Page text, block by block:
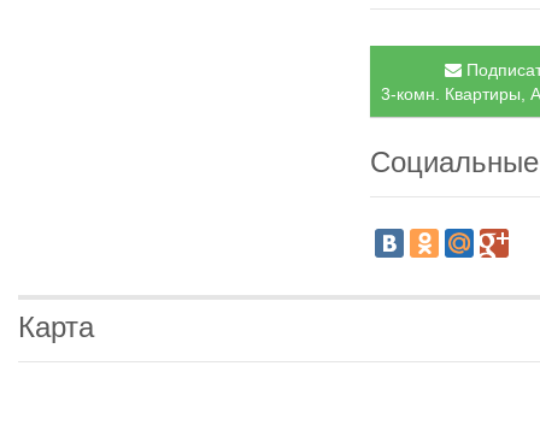
3-комн. Квартиры,
Карта